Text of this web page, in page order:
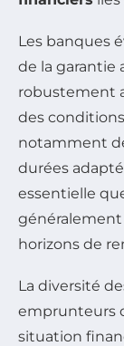
Les banques
de la garantie
robustement
des
notamment
durées
essentielle
horizons de
La diversité
emprunteurs
situation